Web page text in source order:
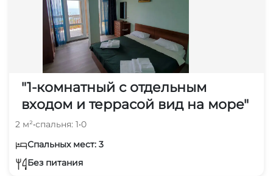
"1-комнатный с отдельным
входом и террасой вид на море"
2 м²•спальня: 1•0
Спальных мест: 3
Без питания